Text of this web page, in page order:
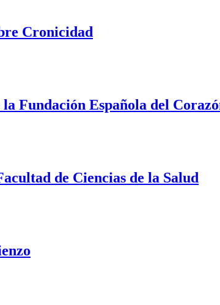
Cronicidad
Fundación Española del
de Ciencias de la Salud